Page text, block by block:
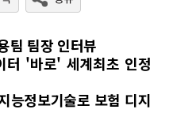
팀 팀장 인터뷰
터 '바로' 세계최초 인정
정보기술로 보험 디지